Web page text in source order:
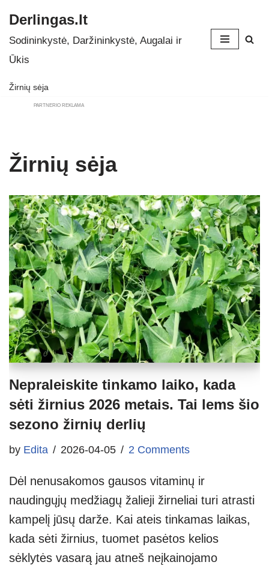
Skip
to
Derlingas.lt
Sodininkystė, Daržininkystė, Augalai ir
Ūkis
Žirnių sėja
PARTNERIO REKLAMA
Žirnių sėja
Nepraleiskite tinkamo laiko, kada
sėti žirnius 2026 metais. Tai lems šio
sezono žirnių derlių
by Edita 2026-04-05 2 Comments
Dėl nenusakomos gausos vitaminų ir
naudingųjų medžiagų žalieji žirneliai turi atrasti
kampelį jūsų darže. Kai ateis tinkamas laikas,
kada sėti žirnius, tuomet pasėtos kelios
sėklytės vasarą jau atneš neįkainojamo